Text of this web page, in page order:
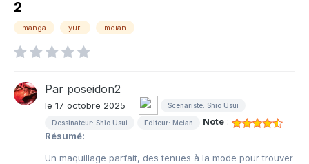
2
manga yuri meian
Par poseidon2
le 17 octobre 2025 Scenariste: Shio Usui
Dessinateur: Shio Usui Editeur: Meian Note :
Résumé:
Un maquillage parfait, des tenues à la mode pour trouver